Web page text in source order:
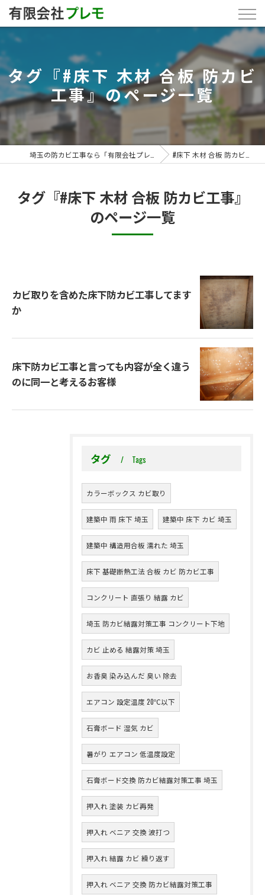
タグ『#床下 木材 合板 防カビ
工事』のページ一覧
#床下 木材 合板 防カビ工事
タグ『#床下 木材 合板 防カビ工事』
のページ一覧
カビ取りを含めた床下防カビ工事してます
か
床下防カビ工事と言っても内容が全く違う
のに同一と考えるお客様
タグ Tags
カラーボックス カビ取り
建築中 雨 床下 埼玉 建築中 床下 カビ 埼玉
建築中 構造用合板 濡れた 埼玉
床下 基礎断熱工法 合板 カビ 防カビ工事
コンクリート 直張り 結露 カビ
埼玉 防カビ結露対策工事 コンクリート下地
カビ 止める 結露対策 埼玉
お香臭 染み込んだ 臭い 除去
エアコン 設定温度 20℃以下
石膏ボード 湿気 カビ
暑がり エアコン 低温度設定
石膏ボード交換 防カビ結露対策工事 埼玉
押入れ 塗装 カビ再発
押入れ ベニア 交換 波打つ
押入れ 結露 カビ 繰り返す
押入れ ベニア 交換 防カビ結露対策工事